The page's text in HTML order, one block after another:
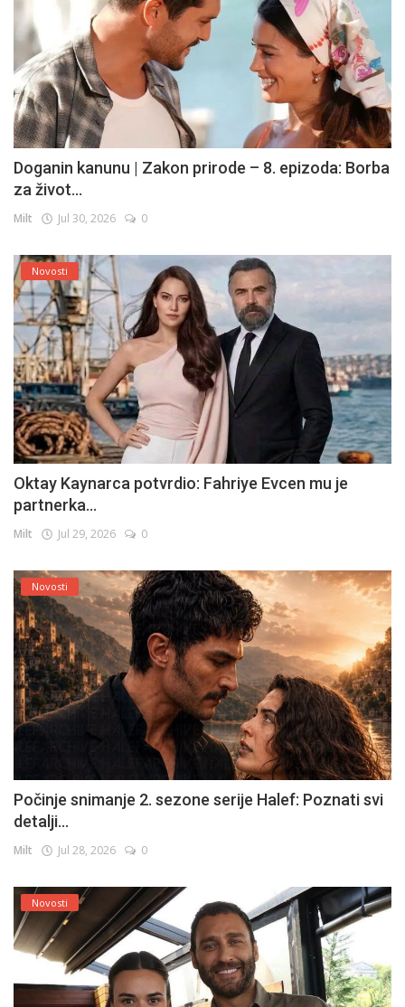
Doganin kanunu | Zakon prirode – 8. epizoda: Borba
za život...
Milt Jul 30, 2026 0
Novosti
Oktay Kaynarca potvrdio: Fahriye Evcen mu je
partnerka...
Milt Jul 29, 2026 0
Novosti
Počinje snimanje 2. sezone serije Halef: Poznati svi
detalji...
Milt Jul 28, 2026 0
Novosti